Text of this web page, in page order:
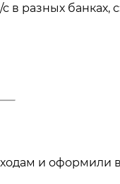
разных банках,
и оформили